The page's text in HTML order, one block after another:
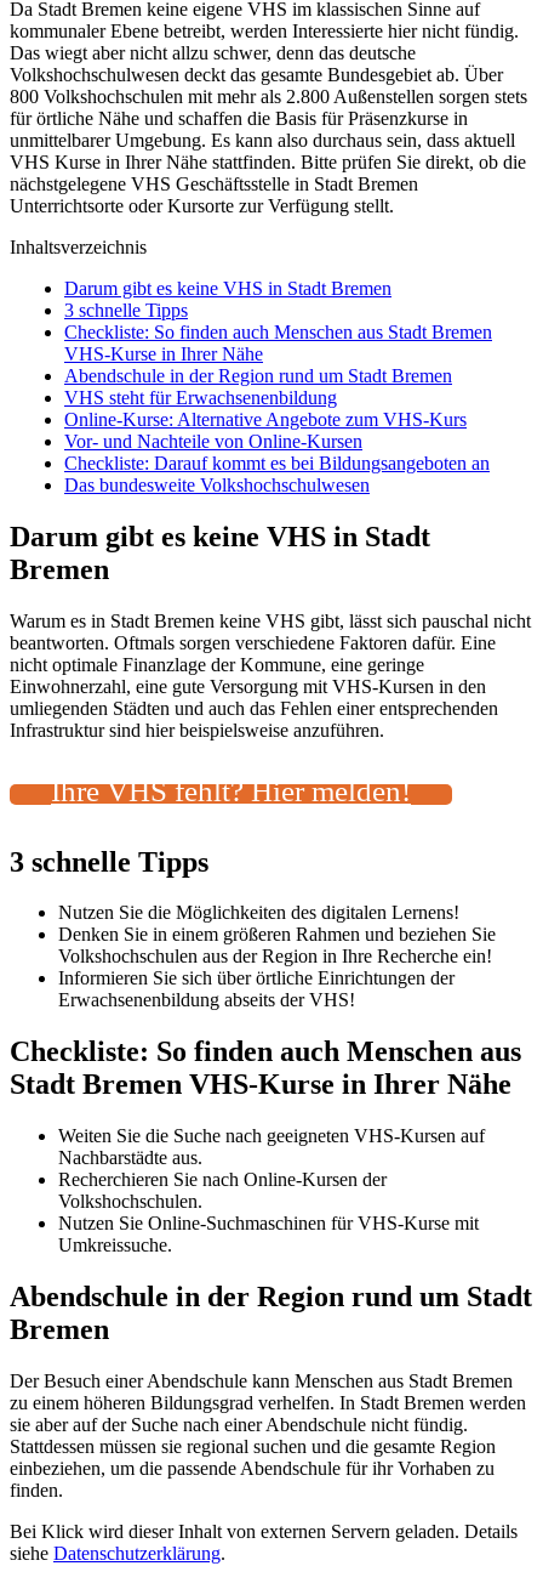
Da Stadt Bremen keine eigene VHS im klassischen Sinne auf
kommunaler Ebene betreibt, werden Interessierte hier nicht fündig.
Das wiegt aber nicht allzu schwer, denn das deutsche
Volkshochschulwesen deckt das gesamte Bundesgebiet ab. Über
800 Volkshochschulen mit mehr als 2.800 Außenstellen sorgen stets
für örtliche Nähe und schaffen die Basis für Präsenzkurse in
unmittelbarer Umgebung. Es kann also durchaus sein, dass aktuell
VHS Kurse in Ihrer Nähe stattfinden. Bitte prüfen Sie direkt, ob die
nächstgelegene VHS Geschäftsstelle in Stadt Bremen
Unterrichtsorte oder Kursorte zur Verfügung stellt.
Inhaltsverzeichnis
Darum gibt es keine VHS in Stadt Bremen
3 schnelle Tipps
Checkliste: So finden auch Menschen aus Stadt Bremen
VHS-Kurse in Ihrer Nähe
Abendschule in der Region rund um Stadt Bremen
VHS steht für Erwachsenenbildung
Online-Kurse: Alternative Angebote zum VHS-Kurs
Vor- und Nachteile von Online-Kursen
Checkliste: Darauf kommt es bei Bildungsangeboten an
Das bundesweite Volkshochschulwesen
Darum gibt es keine VHS in Stadt
Bremen
Warum es in Stadt Bremen keine VHS gibt, lässt sich pauschal nicht
beantworten. Oftmals sorgen verschiedene Faktoren dafür. Eine
nicht optimale Finanzlage der Kommune, eine geringe
Einwohnerzahl, eine gute Versorgung mit VHS-Kursen in den
umliegenden Städten und auch das Fehlen einer entsprechenden
Infrastruktur sind hier beispielsweise anzuführen.
Ihre VHS fehlt? Hier melden!
3 schnelle Tipps
Nutzen Sie die Möglichkeiten des digitalen Lernens!
Denken Sie in einem größeren Rahmen und beziehen Sie
Volkshochschulen aus der Region in Ihre Recherche ein!
Informieren Sie sich über örtliche Einrichtungen der
Erwachsenenbildung abseits der VHS!
Checkliste: So finden auch Menschen aus
Stadt Bremen VHS-Kurse in Ihrer Nähe
Weiten Sie die Suche nach geeigneten VHS-Kursen auf
Nachbarstädte aus.
Recherchieren Sie nach Online-Kursen der
Volkshochschulen.
Nutzen Sie Online-Suchmaschinen für VHS-Kurse mit
Umkreissuche.
Abendschule in der Region rund um Stadt
Bremen
Der Besuch einer Abendschule kann Menschen aus Stadt Bremen
zu einem höheren Bildungsgrad verhelfen. In Stadt Bremen werden
sie aber auf der Suche nach einer Abendschule nicht fündig.
Stattdessen müssen sie regional suchen und die gesamte Region
einbeziehen, um die passende Abendschule für ihr Vorhaben zu
finden.
Bei Klick wird dieser Inhalt von externen Servern geladen. Details
siehe Datenschutzerklärung.